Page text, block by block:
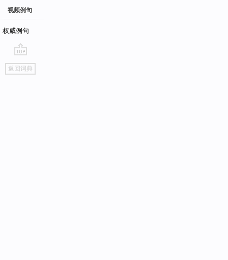
视频例句
权威例句
go
top
返回词典